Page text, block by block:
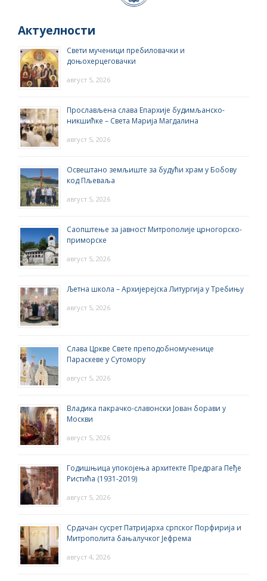
Актуелности
Свети мученици пребиловачки и
доњохерцеговачки
август 5, 2026
Прослављена слава Епархије будимљанско-
никшићке – Света Марија Магдалина
август 5, 2026
Освештано земљиште за будући храм у Бобову
код Пљеваља
август 5, 2026
Саопштење за јавност Митрополије црногорско-
приморске
август 5, 2026
Љетна школа – Архијерејска Литургија у Требињу
август 5, 2026
Слава Цркве Свете преподобномученице
Параскеве у Сутомору
август 5, 2026
Владика пакрачко-славонски Јован борави у
Москви
август 5, 2026
Годишњица упокојења архитекте Предрага Пеђе
Ристића (1931-2019)
август 5, 2026
Срдачан сусрет Патријарха српског Порфирија и
Митрополита бањалучког Јефрема
август 4, 2026